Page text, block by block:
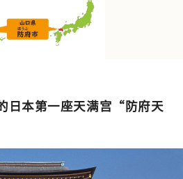
日本第一座天满宫“防府天